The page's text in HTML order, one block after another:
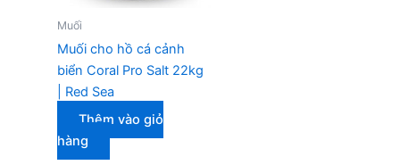
Muối
Muối cho hồ cá cảnh
biển Coral Pro Salt 22kg
| Red Sea
Thêm vào giỏ
hàng